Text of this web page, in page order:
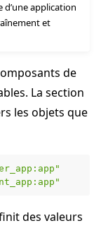
application
et
de
La section
les objets que
des valeurs